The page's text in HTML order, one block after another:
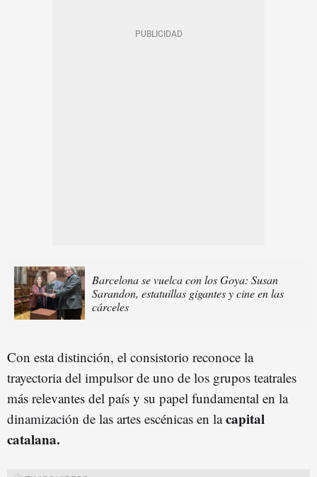
Barcelona se vuelca con los Goya: Susan
Sarandon, estatuillas gigantes y cine en las
cárceles
Con esta distinción, el consistorio reconoce la
trayectoria del impulsor de uno de los grupos teatrales
más relevantes del país y su papel fundamental en la
dinamización de las artes escénicas en lacapital
catalana.